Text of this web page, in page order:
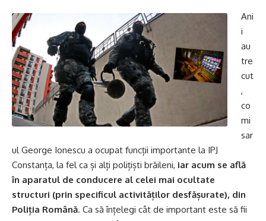
Ani
i
au
tre
cut
,
co
mi
sar
ul George Ionescu a ocupat funcții importante la IPJ
Constanța, la fel ca și alți polițiști brăileni, iar acum se află
în aparatul de conducere al celei mai ocultate
structuri (prin specificul activităților desfășurate), din
Poliția Română. Ca să înțelegi cât de important este să fii